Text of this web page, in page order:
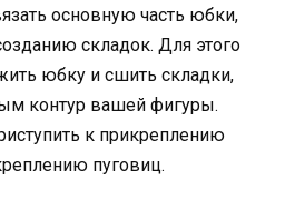
основную часть юбки,
складок. Для этого
юбку и сшить складки,
контур вашей фигуры.
к прикреплению
пуговиц.